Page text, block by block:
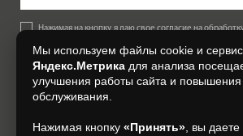
Нажимая на кнопку, я даю свое согласие на
Согласии на обработку персональных данных.
Мы используем файлы cookie и сервис
Яндекс.Метрика для анализа
улучшения работы сайта и повышения
обслуживания.
Нажимая кнопку «Принять» , вы